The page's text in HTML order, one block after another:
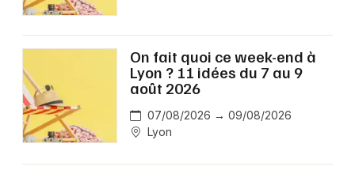
On fait quoi ce week-end à
Lyon ? 11 idées du 7 au 9
août 2026
07/08/2026 → 09/08/2026
Lyon